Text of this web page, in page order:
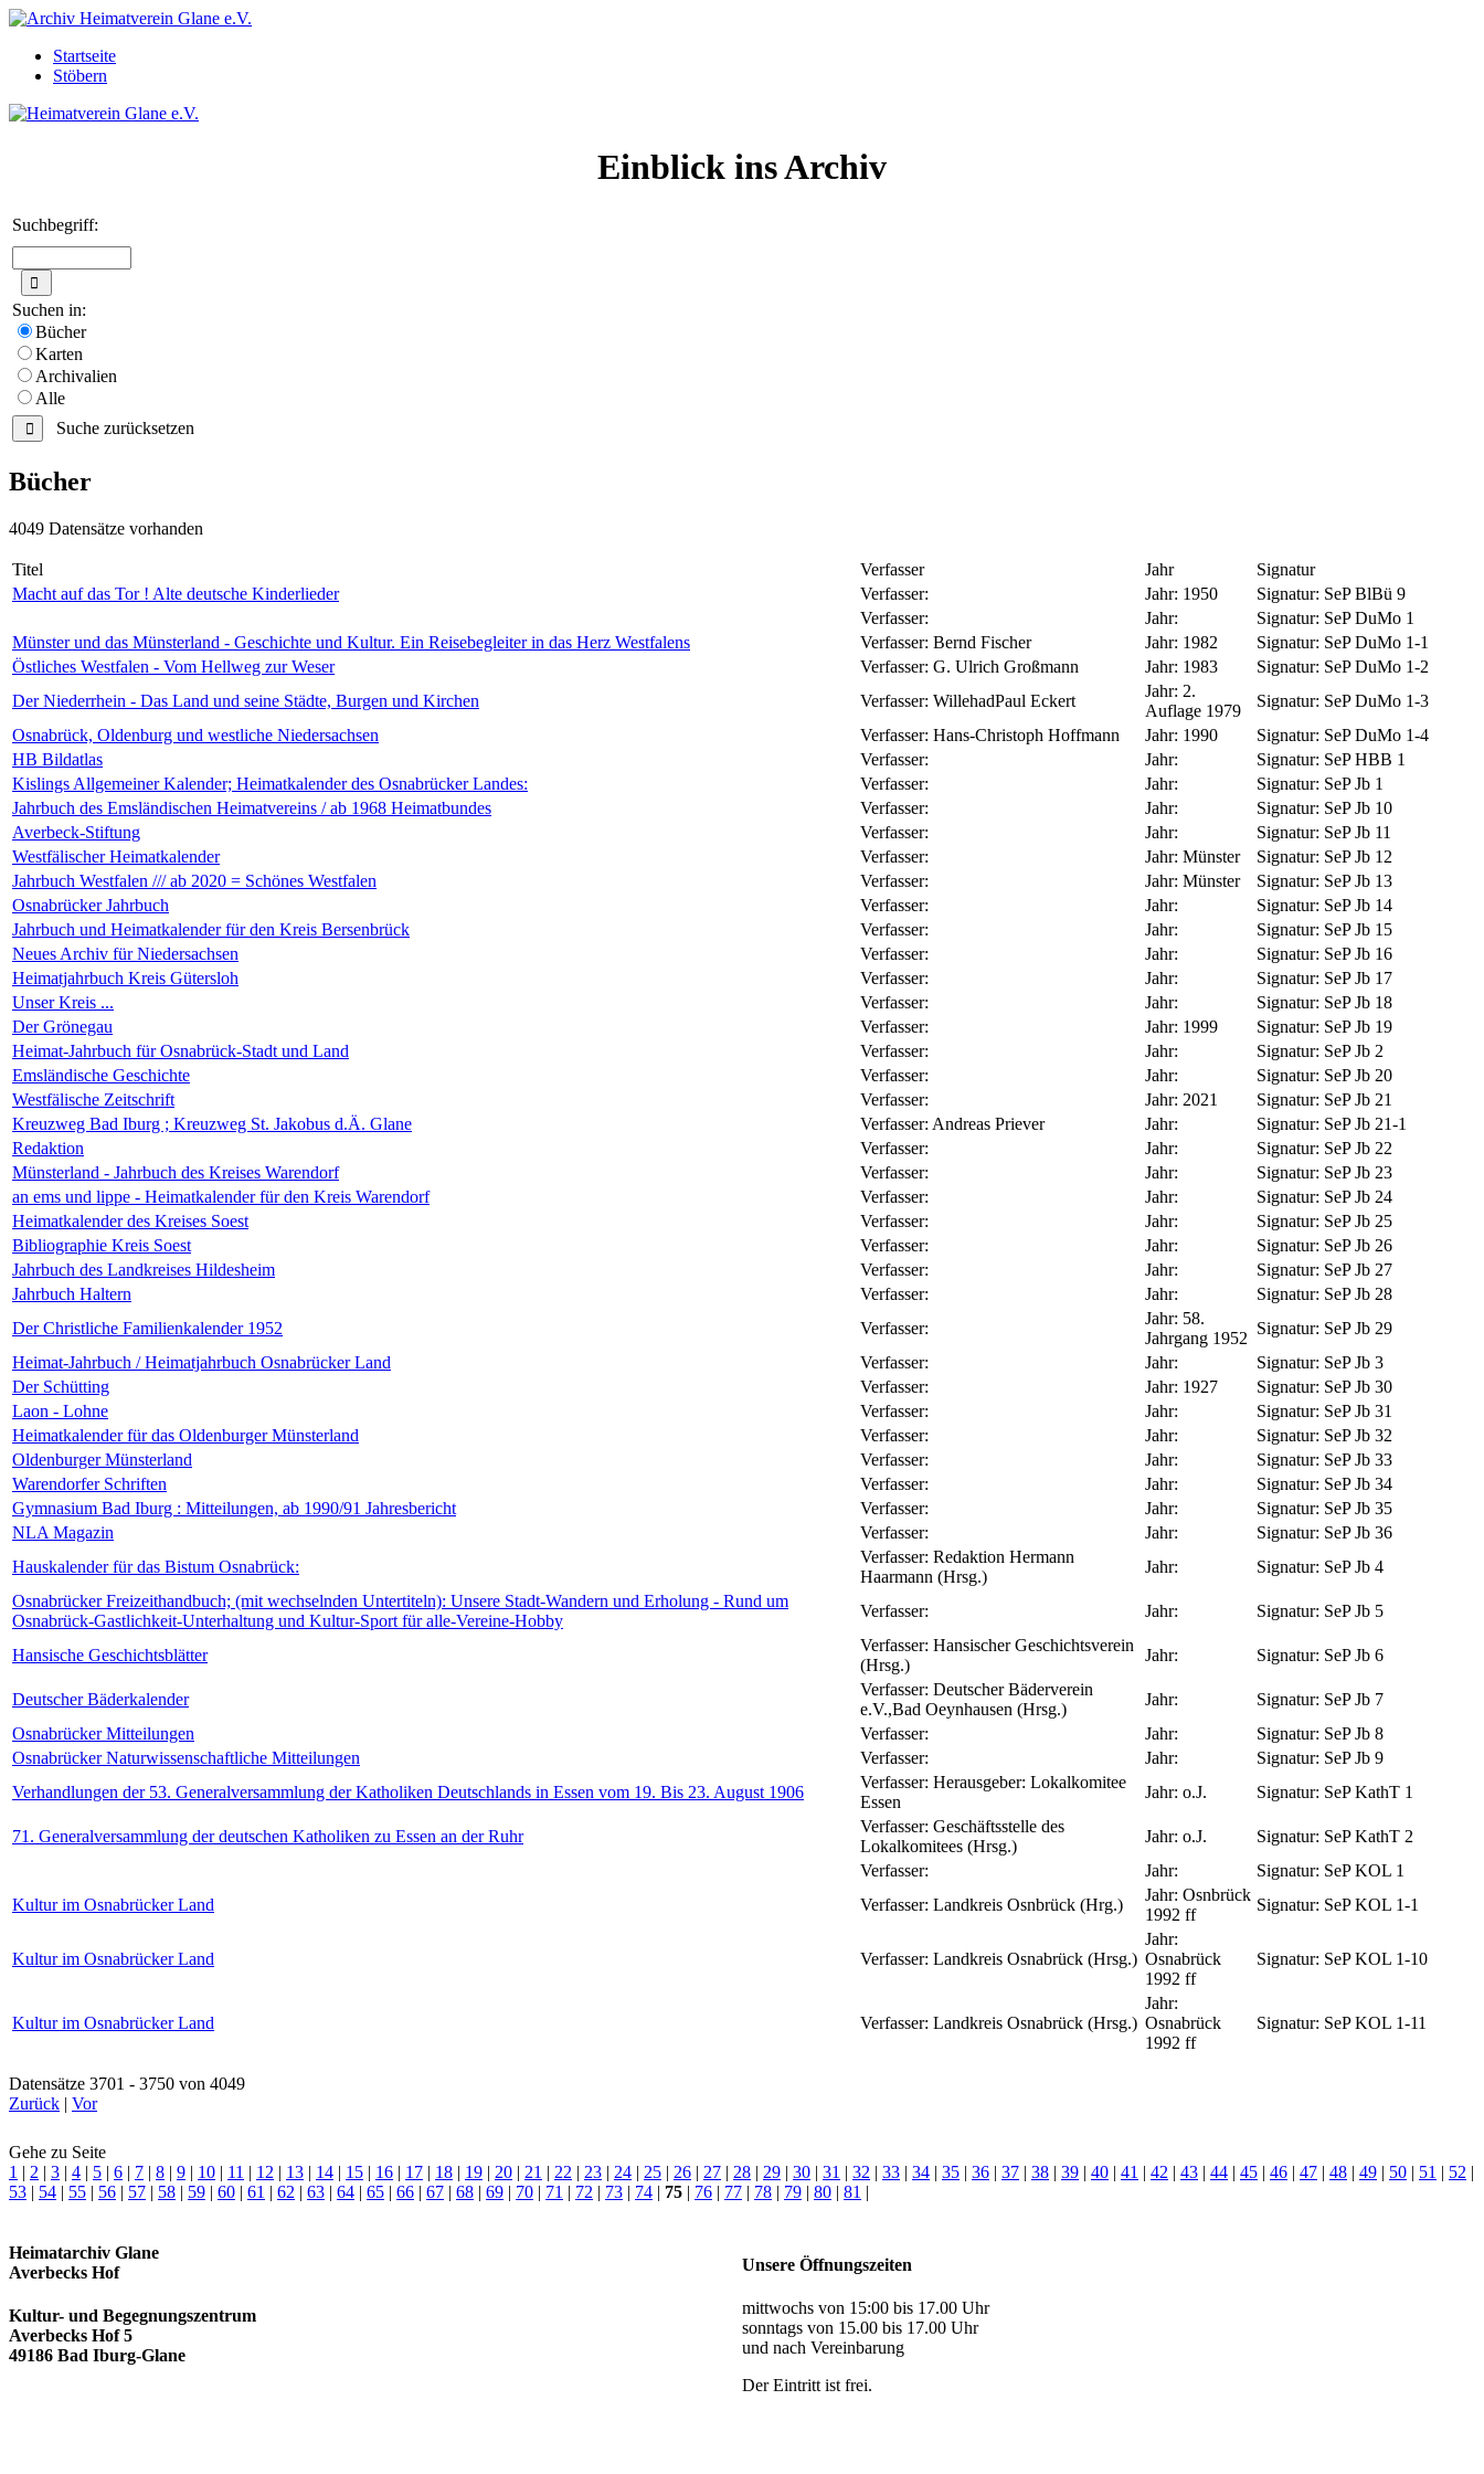
Startseite
Stöbern
Einblick ins Archiv
Suchbegriff:
Suchen in:
Bücher
Karten
Archivalien
Alle
Suche zurücksetzen
Bücher
4049 Datensätze vorhanden
Titel Verfasser Jahr
Signatur
Macht auf das Tor ! Alte deutsche Kinderlieder
Verfasser: Jahr: 1950 Signatur: SeP BlBü 9
Verfasser:
Jahr: Signatur: SeP DuMo 1
Münster und das Münsterland - Geschichte und Kultur. Ein Reisebegleiter in das Herz Westfalens
Verfasser: Bernd Fischer Jahr: 1982 Signatur: SeP DuMo 1-1
Östliches Westfalen - Vom Hellweg zur Weser
Verfasser: G. Ulrich Großmann Jahr: 1983 Signatur: SeP DuMo 1-2
Der Niederrhein - Das Land und seine Städte, Burgen und Kirchen
Verfasser: WillehadPaul Eckert
Jahr: 2.
Auflage 1979
Signatur: SeP DuMo 1-3
Osnabrück, Oldenburg und westliche Niedersachsen
Verfasser: Hans-Christoph Hoffmann Jahr: 1990 Signatur: SeP DuMo 1-4
HB Bildatlas
Verfasser: Jahr: Signatur: SeP HBB 1
Kislings Allgemeiner Kalender; Heimatkalender des Osnabrücker Landes:
Verfasser: Jahr: Signatur: SeP Jb 1
Jahrbuch des Emsländischen Heimatvereins / ab 1968 Heimatbundes
Verfasser: Jahr: Signatur: SeP Jb 10
Averbeck-Stiftung
Verfasser: Jahr: Signatur: SeP Jb 11
Westfälischer Heimatkalender
Verfasser: Jahr: Münster Signatur: SeP Jb 12
Jahrbuch Westfalen /// ab 2020 = Schönes Westfalen
Verfasser: Jahr: Münster Signatur: SeP Jb 13
Osnabrücker Jahrbuch
Verfasser: Jahr: Signatur: SeP Jb 14
Jahrbuch und Heimatkalender für den Kreis Bersenbrück
Verfasser: Jahr: Signatur: SeP Jb 15
Neues Archiv für Niedersachsen
Verfasser: Jahr: Signatur: SeP Jb 16
Heimatjahrbuch Kreis Gütersloh
Verfasser: Jahr: Signatur: SeP Jb 17
Unser Kreis ...
Verfasser: Jahr: Signatur: SeP Jb 18
Der Grönegau
Verfasser: Jahr: 1999 Signatur: SeP Jb 19
Heimat-Jahrbuch für Osnabrück-Stadt und Land
Verfasser: Jahr: Signatur: SeP Jb 2
Emsländische Geschichte
Verfasser: Jahr: Signatur: SeP Jb 20
Westfälische Zeitschrift
Verfasser: Jahr: 2021 Signatur: SeP Jb 21
Kreuzweg Bad Iburg ; Kreuzweg St. Jakobus d.Ä. Glane
Verfasser: Andreas Priever Jahr: Signatur: SeP Jb 21-1
Redaktion
Verfasser: Jahr: Signatur: SeP Jb 22
Münsterland - Jahrbuch des Kreises Warendorf
Verfasser: Jahr: Signatur: SeP Jb 23
an ems und lippe - Heimatkalender für den Kreis Warendorf
Verfasser: Jahr: Signatur: SeP Jb 24
Heimatkalender des Kreises Soest
Verfasser: Jahr: Signatur: SeP Jb 25
Bibliographie Kreis Soest
Verfasser: Jahr: Signatur: SeP Jb 26
Jahrbuch des Landkreises Hildesheim
Verfasser: Jahr: Signatur: SeP Jb 27
Jahrbuch Haltern
Verfasser: Jahr: Signatur: SeP Jb 28
Der Christliche Familienkalender 1952
Verfasser:
Jahr: 58.
Jahrgang 1952
Signatur: SeP Jb 29
Heimat-Jahrbuch / Heimatjahrbuch Osnabrücker Land
Verfasser: Jahr: Signatur: SeP Jb 3
Der Schütting
Verfasser: Jahr: 1927 Signatur: SeP Jb 30
Laon - Lohne
Verfasser: Jahr: Signatur: SeP Jb 31
Heimatkalender für das Oldenburger Münsterland
Verfasser: Jahr: Signatur: SeP Jb 32
Oldenburger Münsterland
Verfasser: Jahr: Signatur: SeP Jb 33
Warendorfer Schriften
Verfasser: Jahr: Signatur: SeP Jb 34
Gymnasium Bad Iburg : Mitteilungen, ab 1990/91 Jahresbericht
Verfasser: Jahr: Signatur: SeP Jb 35
NLA Magazin
Verfasser: Jahr: Signatur: SeP Jb 36
Hauskalender für das Bistum Osnabrück:
Verfasser: Redaktion Hermann
Haarmann (Hrsg.)
Jahr: Signatur: SeP Jb 4
Osnabrücker Freizeithandbuch; (mit wechselnden Untertiteln): Unsere Stadt-Wandern und Erholung - Rund um
Osnabrück-Gastlichkeit-Unterhaltung und Kultur-Sport für alle-Vereine-Hobby
Verfasser: Jahr: Signatur: SeP Jb 5
Hansische Geschichtsblätter
Verfasser: Hansischer Geschichtsverein
(Hrsg.)
Jahr: Signatur: SeP Jb 6
Deutscher Bäderkalender
Verfasser: Deutscher Bäderverein
e.V.,Bad Oeynhausen (Hrsg.)
Jahr: Signatur: SeP Jb 7
Osnabrücker Mitteilungen
Verfasser: Jahr: Signatur: SeP Jb 8
Osnabrücker Naturwissenschaftliche Mitteilungen
Verfasser: Jahr: Signatur: SeP Jb 9
Verhandlungen der 53. Generalversammlung der Katholiken Deutschlands in Essen vom 19. Bis 23. August 1906
Verfasser: Herausgeber: Lokalkomitee
Essen
Jahr: o.J. Signatur: SeP KathT 1
71. Generalversammlung der deutschen Katholiken zu Essen an der Ruhr
Verfasser: Geschäftsstelle des
Lokalkomitees (Hrsg.)
Jahr: o.J. Signatur: SeP KathT 2
Verfasser:
Jahr: Signatur: SeP KOL 1
Kultur im Osnabrücker Land
Verfasser: Landkreis Osnbrück (Hrg.)
Jahr: Osnbrück
1992 ff
Signatur: SeP KOL 1-1
Kultur im Osnabrücker Land Verfasser: Landkreis Osnabrück (Hrsg.)
Jahr:
Osnabrück
1992 ff
Signatur: SeP KOL 1-10
Kultur im Osnabrücker Land Verfasser: Landkreis Osnabrück (Hrsg.)
Jahr:
Osnabrück
1992 ff
Signatur: SeP KOL 1-11
Datensätze 3701 - 3750 von 4049
Zurück | Vor
Gehe zu Seite
1 | 2 | 3 | 4 | 5 | 6 | 7 | 8 | 9 | 10 | 11 | 12 | 13 | 14 | 15 | 16 | 17 | 18 | 19 | 20 | 21 | 22 | 23 | 24 | 25 | 26 | 27 | 28 | 29 | 30 | 31 | 32 | 33 | 34 | 35 | 36 | 37 | 38 | 39 | 40 | 41 | 42 | 43 | 44 | 45 | 46 | 47 | 48 | 49 | 50 | 51 | 52 |
53 | 54 | 55 | 56 | 57 | 58 | 59 | 60 | 61 | 62 | 63 | 64 | 65 | 66 | 67 | 68 | 69 | 70 | 71 | 72 | 73 | 74 | 75 | 76 | 77 | 78 | 79 | 80 | 81 |
Heimatarchiv Glane
Averbecks Hof
Kultur- und Begegnungszentrum
Averbecks Hof 5
49186 Bad Iburg-Glane
Unsere Öffnungszeiten
mittwochs von 15:00 bis 17.00 Uhr
sonntags von 15.00 bis 17.00 Uhr
und nach Vereinbarung
Der Eintritt ist frei.